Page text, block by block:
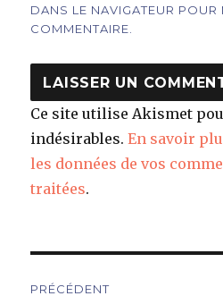
DANS LE NAVIGATEUR
COMMENTAIRE.
Ce site utilise Akismet
indésirables.En savoir
les données de vos
traitées.
PRÉCÉDENT